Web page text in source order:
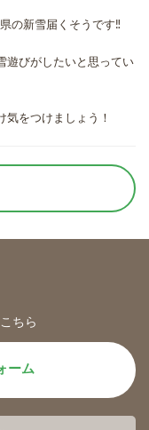
の新雪届くそうです‼
遊びがしたいと思ってい
気をつけましょう！
ちら
ーム